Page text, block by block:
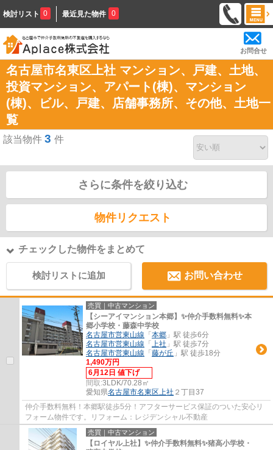
検討リスト 0 最近見た物件 0
お問合せ
名古屋市名東区上社 マンション、戸建、土地、
投資マンション、アパート(棟)、マンション
(棟)、ビル、戸建、店舗事務所、その他、土地一
覧
該当物件 3 件
さらに条件を絞り込む
物件リクエスト
チェックした物件をまとめて
検討リストに追加 お問い合わせ
売買｜中古マンション
【シーアイマンション本郷】✨️仲介手数料無料✨️本
郷小学校・藤森中学校
名古屋市営東山線 「 本郷 」駅 徒歩6分
名古屋市営東山線 「 上社 」駅 徒歩7分
名古屋市営東山線 「 藤が丘 」駅 徒歩18分
1,490万円
6月12日 値下げ
間取:3LDK/70.28㎡
愛知県名古屋市名東区上社 ２丁目37
仲介手数料無料！本郷駅徒歩5分！アフターサービス保証のついた安心リ
フォーム物件です。リフォーム：レジデンシャル不動産
売買｜中古マンション
【ロイヤル上社】✨️仲介手数料無料✨️猪高小学校・